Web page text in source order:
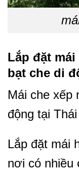
Lắp đặt
bạt che di
Mái che xếp
động tại
Lắp đặt mái
nơi có nhiều